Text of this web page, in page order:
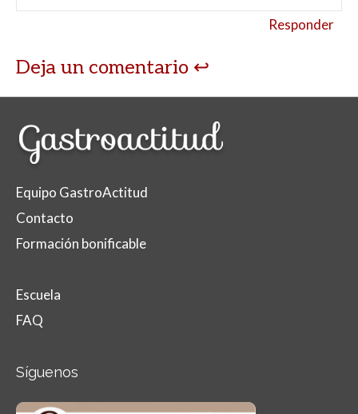
Responder
Deja un comentario
Equipo GastroActitud
Contacto
Formación bonificable
Escuela
FAQ
Síguenos